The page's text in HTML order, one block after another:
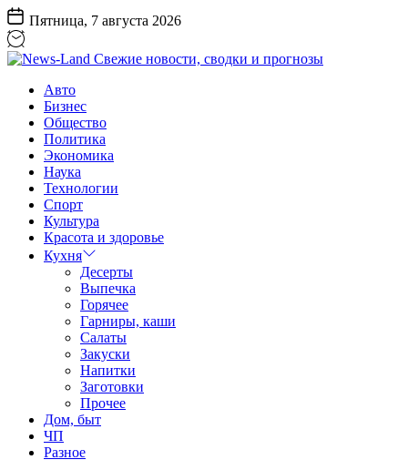
Перейти
к
содержанию
Пятница, 7 августа 2026
Land
Свежие
новости,
сводки
прогнозы
Авто
Бизнес
Общество
Политика
Экономика
Наука
Технологии
Спорт
Культура
Красота и здоровье
Кухня
Десерты
Выпечка
Горячее
Гарниры, каши
Салаты
Закуски
Напитки
Заготовки
Прочее
Дом, быт
ЧП
Разное